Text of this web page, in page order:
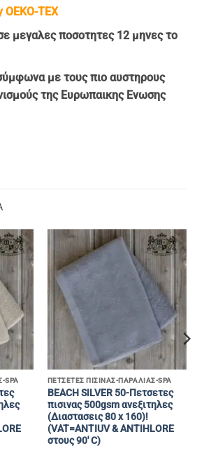
OEKO-TEX
μεγαλες ποσοτητες 12 μηνες το
με τους πιο αυστηρους
της Ευρωπαικης Ενωσης
SPA ΠΕΤΣΕΤΕΣ ΠΙΣΙΝΑΣ-ΠΑΡΑΛΙΑΣ-SPA
BEACH SILVER 50-Πετσετες
πισινας 500gsm ανεξιτηλες
(Διαστασεις 80 x 160)!
(VAT=ANTIUV & ANTIHLORE
στους 90′ C)